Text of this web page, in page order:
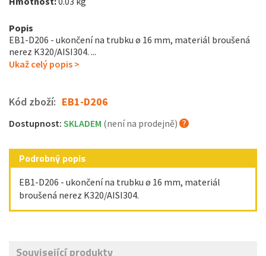
Popis
EB1-D206 - ukončení na trubku ø 16 mm, materiál broušená
nerez K320/AISI304. ...
Ukaž celý popis >
Kód zboží: EB1-D206
Dostupnost: SKLADEM (není na prodejně)
Podrobný popis
EB1-D206 - ukončení na trubku ø 16 mm, materiál
broušená nerez K320/AISI304.
Související produkty